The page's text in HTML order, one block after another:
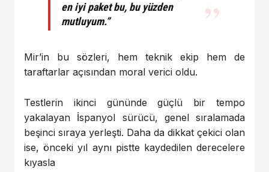
en iyi paket bu, bu yüzden
mutluyum.”
Mir’in bu sözleri, hem teknik ekip hem de
taraftarlar açısından moral verici oldu.
Testlerin ikinci gününde güçlü bir tempo
yakalayan İspanyol sürücü, genel sıralamada
beşinci sıraya yerleşti. Daha da dikkat çekici olan
ise, önceki yıl aynı pistte kaydedilen derecelere
kıyasla